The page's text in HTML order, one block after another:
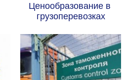
Ценообразование в
грузоперевозках